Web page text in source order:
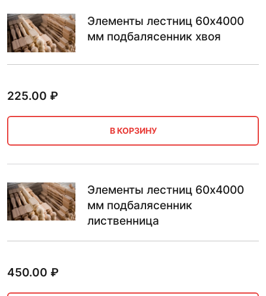
Элементы лестниц 60х4000
мм подбалясенник хвоя
225.00 ₽
В КОРЗИНУ
Элементы лестниц 60х4000
мм подбалясенник
лиственница
450.00 ₽